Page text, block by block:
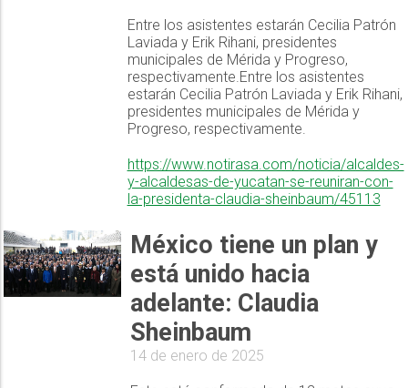
Entre los asistentes estarán Cecilia Patrón
Laviada y Erik Rihani, presidentes
municipales de Mérida y Progreso,
respectivamente.Entre los asistentes
estarán Cecilia Patrón Laviada y Erik Rihani,
presidentes municipales de Mérida y
Progreso, respectivamente.
https://www.notirasa.com/noticia/alcaldes-
y-alcaldesas-de-yucatan-se-reuniran-con-
la-presidenta-claudia-sheinbaum/45113
México tiene un plan y
está unido hacia
adelante: Claudia
Sheinbaum
14 de enero de 2025